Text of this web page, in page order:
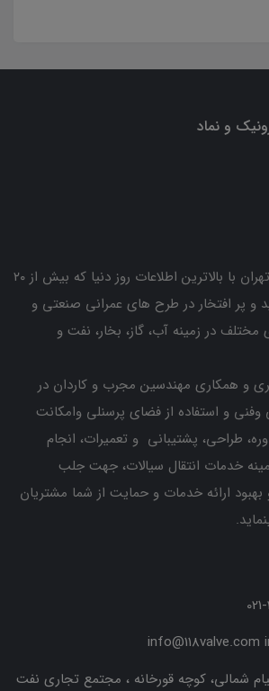
و نماد
مجموعه ای مستقر در تهران با بالاترین اطلاعات روز دنیا که بیش از ۲۰
و پر افتخار در طرح های عمرانی صنعتی و
مختلف در زمینه آب، گاز، بخار، نفت و
و همکاری مهندسین مجرب و کاردان ‌در
و استفاده از فضای پرسنلی وامکانت
طراحی، پشتیبانی و تعمیرات، انجام
خدمات انتقال سیالات، جهت جلب
بهبود ارائه خدمات و حمایت از شما مشتریان
info@118valve.com
شمالی، کوچه قورخانه ، مجتمع تجاری نفت